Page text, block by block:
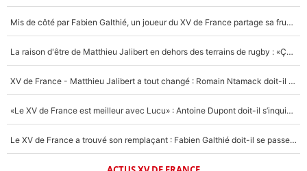
Mis de côté par Fabien Galthié, un joueur du XV de France partage sa frustration : «ils ne me l’ont pas dit tout de suite»
La raison d'être de Matthieu Jalibert en dehors des terrains de rugby : «Ça m'atteint autant que si tu touches à un membre de ma famille»
XV de France - Matthieu Jalibert a tout changé : Romain Ntamack doit-il s’inquiéter pour sa place à un an de la Coupe du monde ?
«Le XV de France est meilleur avec Lucu» : Antoine Dupont doit-il s’inquiéter pour sa place ?
Le XV de France a trouvé son remplaçant : Fabien Galthié doit-il se passer d'Antoine Dupont ?